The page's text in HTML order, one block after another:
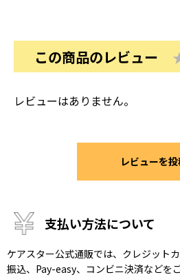
この商品のレビュー
レビューはありません。
レビューを
支払い方法について
ケアスター公式通販では、クレジット
振込、Pay-easy、コンビニ決済などを